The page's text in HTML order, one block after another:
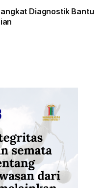
Diagnostik Bantu